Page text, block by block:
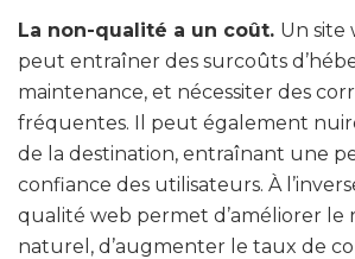
La non-qualité a un coût. Un site
peut entraîner des surcoûts
maintenance, et nécessiter des
fréquentes. Il peut également
de la destination, entraînant une
confiance des utilisateurs. À
qualité web permet d’améliorer le
naturel, d’augmenter le taux de